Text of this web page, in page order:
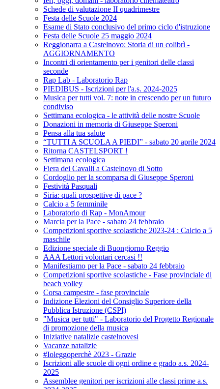
Schede di valutazione II quadrimestre
Festa delle Scuole 2024
Esame di Stato conclusivo del primo ciclo d'istruzione
Festa delle Scuole 25 maggio 2024
Reggionarra a Castelnovo: Storia di un colibrì -
AGGIORNAMENTO
Incontri di orientamento per i genitori delle classi
seconde
Rap Lab - Laboratorio Rap
PIEDIBUS - Iscrizioni per l'a.s. 2024-2025
Musica per tutti vol. 7: note in crescendo per un futuro
condiviso
Settimana ecologica - le attività delle nostre Scuole
Donazioni in memoria di Giuseppe Speroni
Pensa alla tua salute
“TUTTI A SCUOLA A PIEDI” - sabato 20 aprile 2024
Ritorna CASTELSPORT !
Settimana ecologica
Fiera dei Cavalli a Castelnovo di Sotto
Cordoglio per la scomparsa di Giuseppe Speroni
Festività Pasquali
Siria: quali prospettive di pace ?
Calcio a 5 femminile
Laboratorio di Rap - MonAmour
Marcia per la Pace - sabato 24 febbraio
Competizioni sportive scolastiche 2023-24 : Calcio a 5
maschile
Edizione speciale di Buongiorno Reggio
AAA Lettori volontari cercasi !!
Manifestiamo per la Pace - sabato 24 febbraio
Competizioni sportive scolastiche - Fase provinciale di
beach volley
Corsa campestre - fase provinciale
Indizione Elezioni del Consiglio Superiore della
Pubblica Istruzione (CSPI)
"Musica per tutti" - Laboratorio del Progetto Regionale
di promozione della musica
Iniziative natalizie castelnovesi
Vacanze natalizie
#Ioleggoperchè 2023 - Grazie
Iscrizioni alle scuole di ogni ordine e grado a.s. 2024-
2025
Assemblee genitori per iscrizioni alle classi prime a.s.